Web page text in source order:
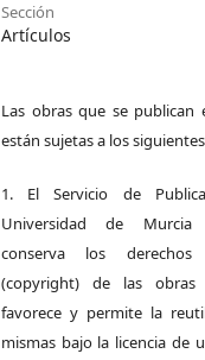
Sección
Artículos
Las obras que se publican
están sujetas a los
1. El Servicio de
Universidad de
conserva los derechos
(copyright) de las obras
favorece y permite la
mismas bajo la licencia de